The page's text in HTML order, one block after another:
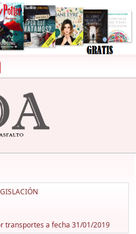
transportes a fecha 31/01/2019